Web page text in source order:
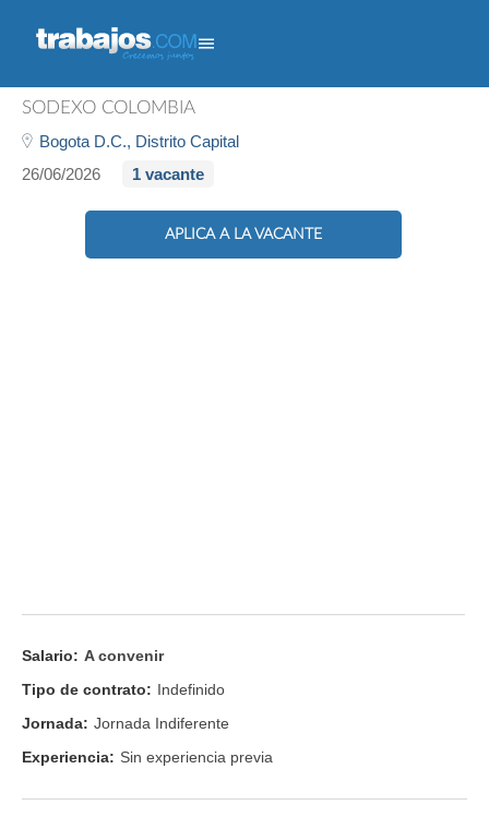
Líder De Mantenimiento
SODEXO COLOMBIA
Bogota D.C., Distrito Capital
26/06/2026
1 vacante
APLICA A LA VACANTE
Salario: A convenir
Tipo de contrato: Indefinido
Jornada: Jornada Indiferente
Experiencia: Sin experiencia previa